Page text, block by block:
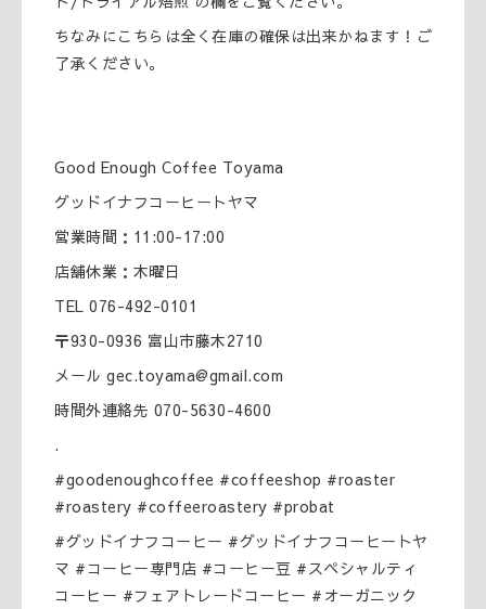
ちなみにこちらは全く在庫の確保は出来かねます！ご
了承ください。
Good Enough Coffee Toyama
グッドイナフコーヒートヤマ
営業時間：11:00-17:00
店舗休業：木曜日
TEL 076-492-0101
〒930-0936 富山市藤木2710
メール gec.toyama@gmail.com
時間外連絡先 070-5630-4600
.
#goodenoughcoffee #coffeeshop #roaster
#roastery #coffeeroastery #probat
#グッドイナフコーヒー #グッドイナフコーヒートヤ
マ #コーヒー専門店 #コーヒー豆 #スペシャルティ
コーヒー #フェアトレードコーヒー #オーガニック